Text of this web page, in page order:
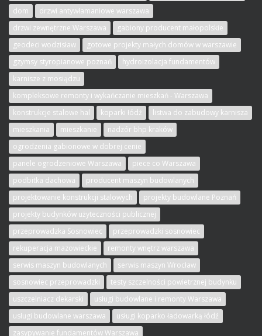
dom
drzwi antywłamaniowe warszawa
drzwi zewnętrzne Warszawa
gabiony producent małopolskie
geodeci wodzisław
gotowe projekty małych domów w warszawie
gzymsy styropianowe poznań
hydroizolacja fundamentów
karnisze z mosiądzu
kompleksowe remonty i wykańczanie mieszkań - Warszawa
konstrukcje stalowe hal
koparki łódź
listwa do zabudowy karnisza
mieszkania
mieszkanie
nadzór bhp kraków
ogrodzenia gabionowe w dobrej cenie
panele ogrodzeniowe Warszawa
piece co Warszawa
podbitka dachowa
producent maszyn budowlanych
projektowanie konstrukcji stalowych
projekty budowlane Poznań
projekty budynków użyteczności publicznej
przeprowadzka Sosnowiec
przeprowadzki sosnowiec
rekuperacja mazowieckie
remonty wnętrz warszawa
serwis maszyn budowlanych
serwis maszyn Wrocław
sosnowiec przeprowadzki
testy szczelności powietrznej budynku
uszczelniacz dekarski
usługi budowlane i remonty Warszawa
usługi budowlane warszawa
usługi koparko ładowarką łódź
zasypywanie fundamentów Warszawa